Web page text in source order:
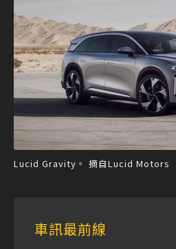
Lucid Gravity。 摘自Lucid Motors
車訊最前線